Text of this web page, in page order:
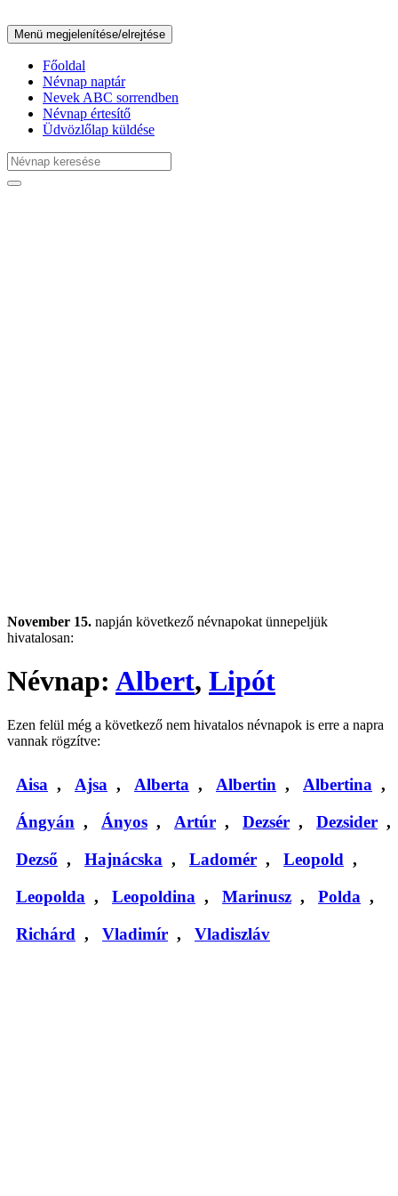
Menü megjelenítése/elrejtése
Főoldal
Névnap naptár
Nevek ABC sorrendben
Névnap értesítő
Üdvözlőlap küldése
November 15. napján következő névnapokat ünnepeljük
hivatalosan:
Névnap: Albert, Lipót
Ezen felül még a következő nem hivatalos névnapok is erre a napra
vannak rögzítve:
Aisa , Ajsa , Alberta , Albertin , Albertina ,
Ángyán , Ányos , Artúr , Dezsér , Dezsider ,
Dezső , Hajnácska , Ladomér , Leopold ,
Leopolda , Leopoldina , Marinusz , Polda ,
Richárd , Vladimír , Vladiszláv